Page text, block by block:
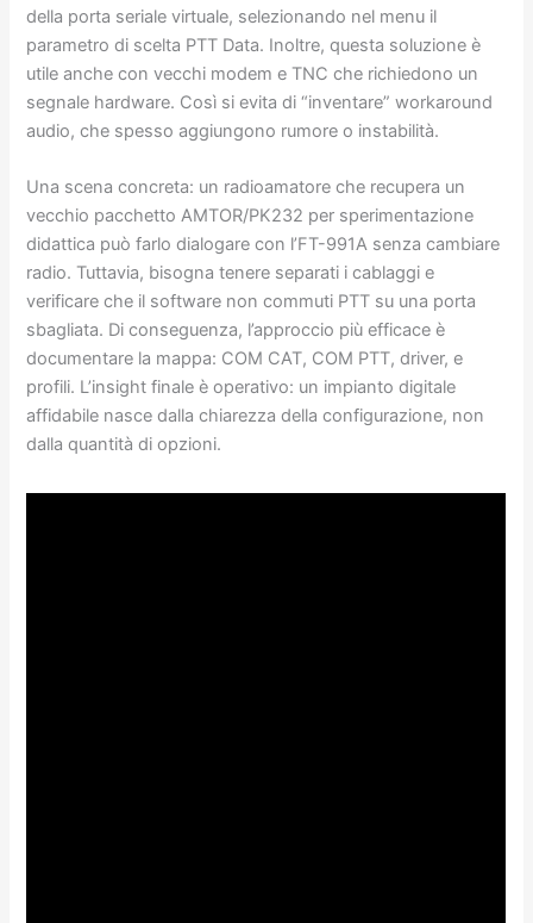
della porta seriale virtuale, selezionando nel menu il
parametro di scelta PTT Data. Inoltre, questa soluzione è
utile anche con vecchi modem e TNC che richiedono un
segnale hardware. Così si evita di “inventare” workaround
audio, che spesso aggiungono rumore o instabilità.
Una scena concreta: un radioamatore che recupera un
vecchio pacchetto AMTOR/PK232 per sperimentazione
didattica può farlo dialogare con l’FT-991A senza cambiare
radio. Tuttavia, bisogna tenere separati i cablaggi e
verificare che il software non commuti PTT su una porta
sbagliata. Di conseguenza, l’approccio più efficace è
documentare la mappa: COM CAT, COM PTT, driver, e
profili. L’insight finale è operativo: un impianto digitale
affidabile nasce dalla chiarezza della configurazione, non
dalla quantità di opzioni.